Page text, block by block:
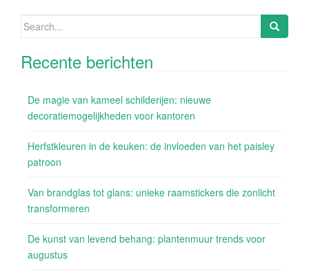
Search
Recente berichten
De magie van kameel schilderijen: nieuwe
decoratiemogelijkheden voor kantoren
Herfstkleuren in de keuken: de invloeden van het paisley
patroon
Van brandglas tot glans: unieke raamstickers die zonlicht
transformeren
De kunst van levend behang: plantenmuur trends voor
augustus